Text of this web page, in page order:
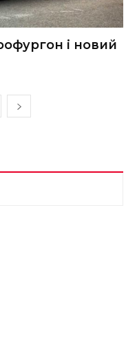
і новий